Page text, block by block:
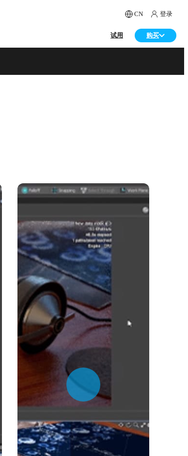
CN 登录
试用 购买